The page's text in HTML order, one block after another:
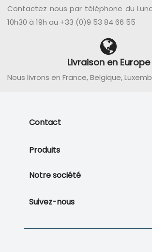
Contactez nous par téléphone du
10h30 à 19h au +33 (0)9 53 84 66 55
Livraison en Europe
Nous livrons en France, Belgique,
Contact
Produits
Notre société
Suivez-nous